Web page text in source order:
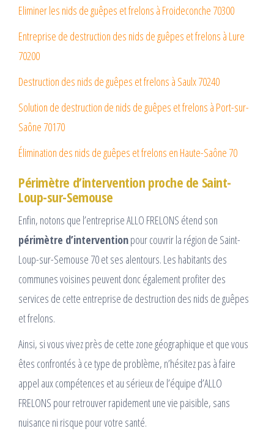
Eliminer les nids de guêpes et frelons à Froideconche 70300
Entreprise de destruction des nids de guêpes et frelons à Lure
70200
Destruction des nids de guêpes et frelons à Saulx 70240
Solution de destruction de nids de guêpes et frelons à Port-sur-
Saône 70170
Élimination des nids de guêpes et frelons en Haute-Saône 70
Périmètre d’intervention proche de Saint-
Loup-sur-Semouse
Enfin, notons que l’entreprise ALLO FRELONS étend son
périmètre d’interventionpour couvrir la région de Saint-
Loup-sur-Semouse 70 et ses alentours. Les habitants des
communes voisines peuvent donc également profiter des
services de cette entreprise de destruction des nids de guêpes
et frelons.
Ainsi, si vous vivez près de cette zone géographique et que vous
êtes confrontés à ce type de problème, n’hésitez pas à faire
appel aux compétences et au sérieux de l’équipe d’ALLO
FRELONS pour retrouver rapidement une vie paisible, sans
nuisance ni risque pour votre santé.